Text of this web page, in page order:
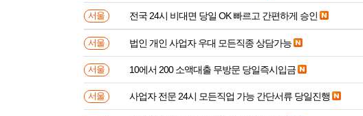
서울 전국 24시 비대면 당일 OK 빠르고 간편하게 승인
서울 법인 개인 사업자 우대 모든직종 상담가능
서울 10에서 200 소액대출 무방문 당일즉시입금
서울 사업자 전문 24시 모든직업 가능 간단서류 당일진행